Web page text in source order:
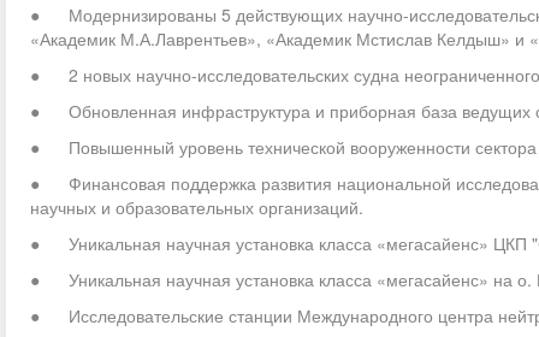
● Модернизированы 5 действующих научно-
«Академик М.А.Лаврентьев», «Академик Мстислав Келдыш»
● 2 новых научно-исследовательских судна
● Обновленная инфраструктура и приборная база ведущих
● Повышенный уровень технической вооруженности сектора
● Финансовая поддержка развития национальной
научных и образовательных организаций.
● Уникальная научная установка класса «мегасайенс»
● Уникальная научная установка класса «мегасайенс» на
● Исследовательские станции Международного центра